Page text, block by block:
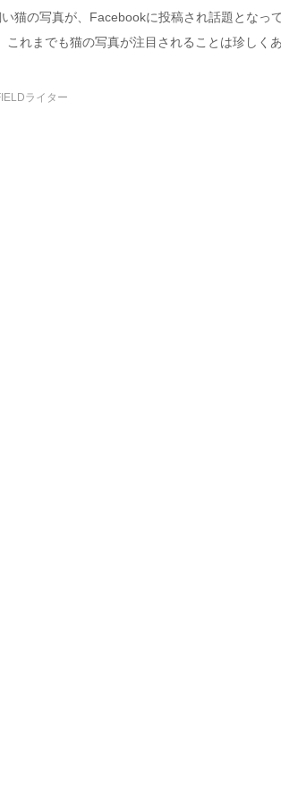
猫の写真が、Facebookに投稿され話題となっ
これまでも猫の写真が注目されることは珍しく
ライター